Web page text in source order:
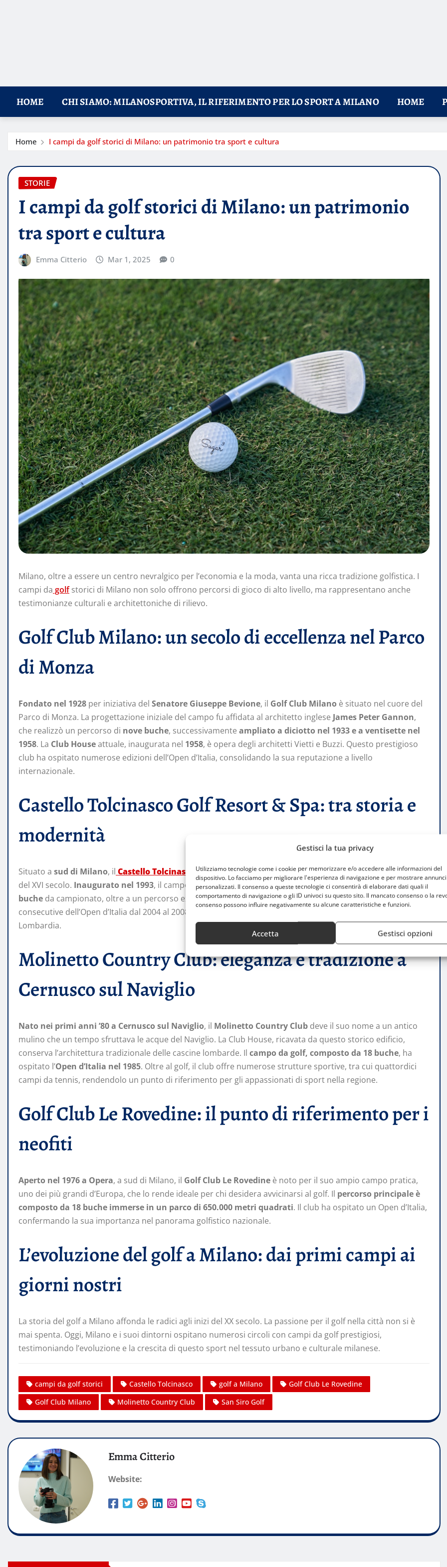
Gestisci la tua privacy
Utilizziamo tecnologie come i cookie per memorizzare e/o accedere alle informazioni del
dispositivo. Lo facciamo per migliorare l'esperienza di navigazione e per mostrare
personalizzati. Il consenso a queste tecnologie ci consentirà di elaborare dati quali il
comportamento di navigazione o gli ID univoci su questo sito. Il mancato consenso o la
consenso possono influire negativamente su alcune caratteristiche e funzioni.
Accetta Gestisci opzioni
HOME CHI SIAMO: MILANOSPORTIVA, IL RIFERIMENTO PER LO SPORT A MILANO HOME
Home I campi da golf storici di Milano: un patrimonio tra sport e cultura
STORIE
I campi da golf storici di Milano: un patrimonio
tra sport e cultura
Emma Citterio Mar 1, 2025 0
Milano, oltre a essere un centro nevralgico per l’economia e la moda, vanta una ricca tradizione golfistica. I
campi da golfstorici di Milano non solo offrono percorsi di gioco di alto livello, ma rappresentano anche
testimonianze culturali e architettoniche di rilievo.
Golf Club Milano: un secolo di eccellenza nel Parco
di Monza
Fondato nel 1928 per iniziativa del Senatore Giuseppe Bevione, il Golf Club Milano è situato nel cuore del
Parco di Monza. La progettazione iniziale del campo fu affidata al architetto inglese James Peter Gannon,
che realizzò un percorso di nove buche, successivamente ampliato a diciotto nel 1933 e a ventisette nel
1958. La Club Houseattuale, inaugurata nel 1958, è opera degli architetti Vietti e Buzzi. Questo prestigioso
club ha ospitato numerose edizioni dell’Open d’Italia, consolidando la sua reputazione a livello
internazionale.
Castello Tolcinasco Golf Resort & Spa: tra storia e
modernità
Situato a sud di Milano, il Castello Tolcinasco Golf Resort & Spasi sviluppa intorno a un magnifico castello
del XVI secolo. Inaugurato nel 1993, il campo è statoprogettato dal leggendario Arnold Palmer e offre 27
buche da campionato, oltre a un percorso executive di 9 buche. Il resort ha ospitato cinque edizioni
consecutive dell’Open d’Italia dal 2004 al 2008, attestandosi come uno dei circoli più rinomati della
Lombardia.
Molinetto Country Club: eleganza e tradizione a
Cernusco sul Naviglio
Nato nei primi anni ’80 a Cernusco sul Naviglio, il Molinetto Country Club deve il suo nome a un antico
mulino che un tempo sfruttava le acque del Naviglio. La Club House, ricavata da questo storico edificio,
conserva l’architettura tradizionale delle cascine lombarde. Il campo da golf, composto da 18 buche, ha
ospitato l’Open d’Italia nel 1985. Oltre al golf, il club offre numerose strutture sportive, tra cui quattordici
campi da tennis, rendendolo un punto di riferimento per gli appassionati di sport nella regione.
Golf Club Le Rovedine: il punto di riferimento per i
neofiti
Aperto nel 1976 a Opera, a sud di Milano, il Golf Club Le Rovedine è noto per il suo ampio campo pratica,
uno dei più grandi d’Europa, che lo rende ideale per chi desidera avvicinarsi al golf. Il percorso principale è
composto da 18 buche immerse in un parco di 650.000 metri quadrati. Il club ha ospitato un Open d’Italia,
confermando la sua importanza nel panorama golfistico nazionale.
L’evoluzione del golf a Milano: dai primi campi ai
giorni nostri
La storia del golf a Milano affonda le radici agli inizi del XX secolo. La passione per il golf nella città non si è
mai spenta. Oggi, Milano e i suoi dintorni ospitano numerosi circoli con campi da golf prestigiosi,
testimoniando l’evoluzione e la crescita di questo sport nel tessuto urbano e culturale milanese.
campi da golf storici Castello Tolcinasco golf a Milano
Golf Club Le Rovedine
Golf Club Milano
Molinetto Country Club San Siro Golf
Emma Citterio
Website: